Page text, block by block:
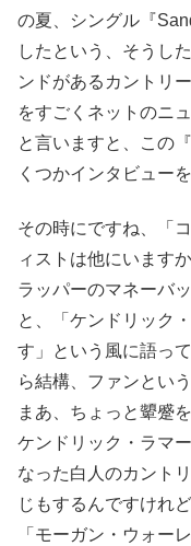
の夏、シングル『
したという、そうし
ンドがあるカントリ
をすごくネットのニ
と言いますと、この
くつかインタビュー
その時にですね、「
ィストは他にいます
ラッパーのマネーバ
と、「ケンドリック
す」という風に語っ
ら結構、ファンとい
まあ、ちょっと顰蹙
ケンドリック・ラマ
なった白人のカント
じもするんですけれ
「モーガン・ウォー